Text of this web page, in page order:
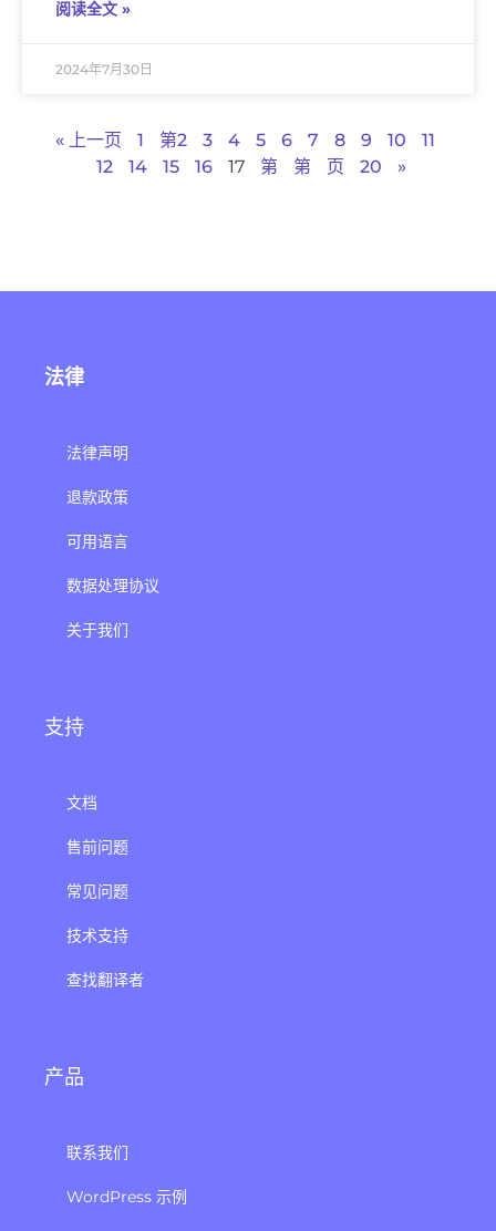
阅读全文 »
2024年7月30日
« 上一页 1 第2 3 4 5 6 7 8 9 10
11
12
14 15 16 17 第 第 页 20 »
法律
法律声明
退款政策
可用语言
数据处理协议
关于我们
支持
文档
售前问题
常见问题
技术支持
查找翻译者
产品
联系我们
WordPress 示例